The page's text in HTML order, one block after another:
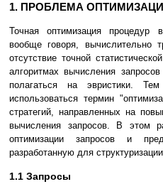
1. ПРОБЛЕМА
Точная оптимизация процедур
вообще говоря,
отсутствие точной
алгоритмах вычисления
полагаться на эвристики.
использоваться термин
стратегий, направленных на
вычисления запросов. В этом
оптимизации запросов и
разработанную для
1.1 Запросы